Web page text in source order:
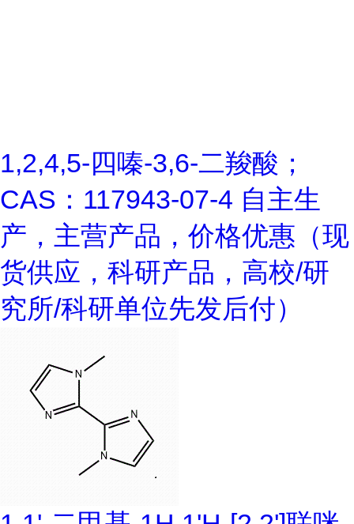
1,2,4,5-四嗪-3,6-二羧酸；
CAS：117943-07-4 自主生
产，主营产品，价格优惠（现
货供应，科研产品，高校/研
究所/科研单位先发后付）